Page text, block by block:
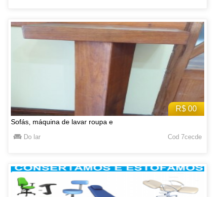
R$ 00
Sofás, máquina de lavar roupa e
Do lar Cod 7cecde